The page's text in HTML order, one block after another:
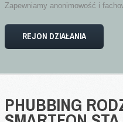
Zapewniamy anonimowość i
REJON DZIAŁANIA
PHUBBING